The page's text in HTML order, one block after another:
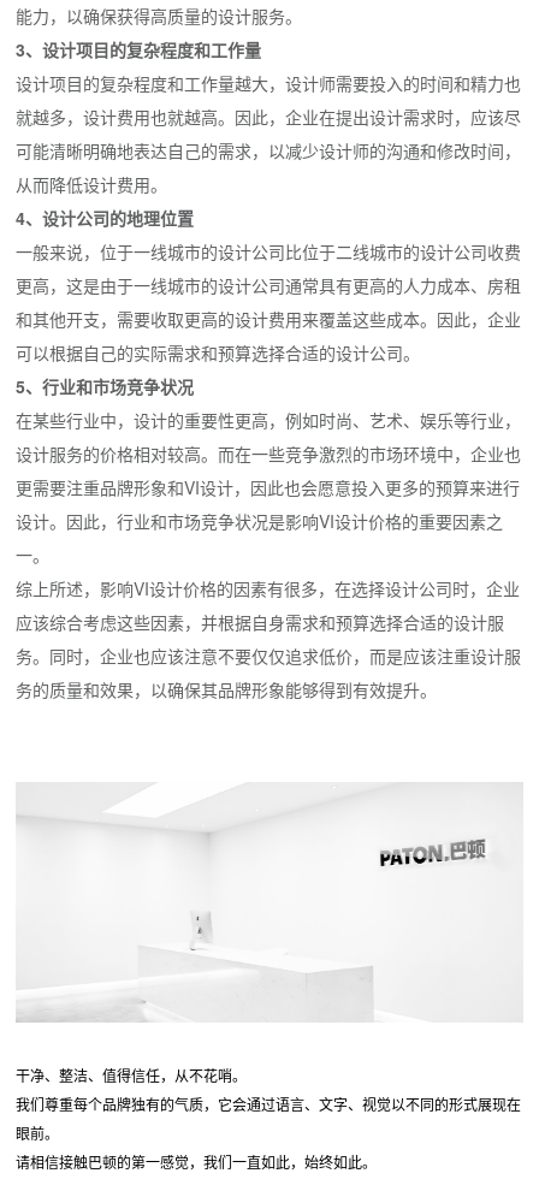
能力，以确保获得高质量的设计服务。
3、设计项目的复杂程度和工作量
设计项目的复杂程度和工作量越大，设计师需要投入的时间和精力也
就越多，设计费用也就越高。因此，企业在提出设计需求时，应该尽
可能清晰明确地表达自己的需求，以减少设计师的沟通和修改时间，
从而降低设计费用。
4、设计公司的地理位置
一般来说，位于一线城市的设计公司比位于二线城市的设计公司收费
更高，这是由于一线城市的设计公司通常具有更高的人力成本、房租
和其他开支，需要收取更高的设计费用来覆盖这些成本。因此，企业
可以根据自己的实际需求和预算选择合适的设计公司。
5、行业和市场竞争状况
在某些行业中，设计的重要性更高，例如时尚、艺术、娱乐等行业，
设计服务的价格相对较高。而在一些竞争激烈的市场环境中，企业也
更需要注重品牌形象和VI设计，因此也会愿意投入更多的预算来进行
设计。因此，行业和市场竞争状况是影响VI设计价格的重要因素之
一。
综上所述，影响VI设计价格的因素有很多，在选择设计公司时，企业
应该综合考虑这些因素，并根据自身需求和预算选择合适的设计服
务。同时，企业也应该注意不要仅仅追求低价，而是应该注重设计服
务的质量和效果，以确保其品牌形象能够得到有效提升。
干净、整洁、值得信任，从不花哨。
我们尊重每个品牌独有的气质，它会通过语言、文字、视觉以不同的形式展现在
眼前。
请相信接触巴顿的第一感觉，我们一直如此，始终如此。